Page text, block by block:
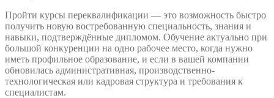
Пройти курсы переквалификации — это возможность быстро
получить новую востребованную специальность, знания и
навыки, подтверждённые дипломом. Обучение актуально при
большой конкуренции на одно рабочее место, когда нужно
иметь профильное образование, и если в вашей компании
обновилась административная, производственно-
технологическая или кадровая структура и требования к
специалистам.